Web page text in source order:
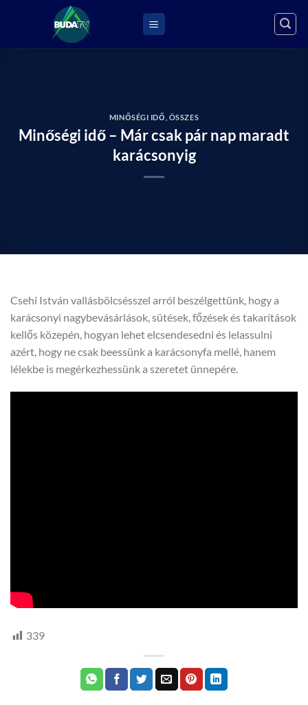
MINŐSÉGI IDŐ ÖSSZES
Minőségi idő – Már csak pár nap maradt
karácsonyig
Csehi István vallásbölcsésszel arról beszélgettünk, hogy a
karácsonyi nagybevásárlások, sütések, főzések és takarítások
kellős közepén, hogyan lehet elcsendesedni és lelassulni
azért, hogy ne csak beessünk a karácsonyfa mellé, hanem
lélekbe is megérkezhessünk a szeretet ünnepére.
339